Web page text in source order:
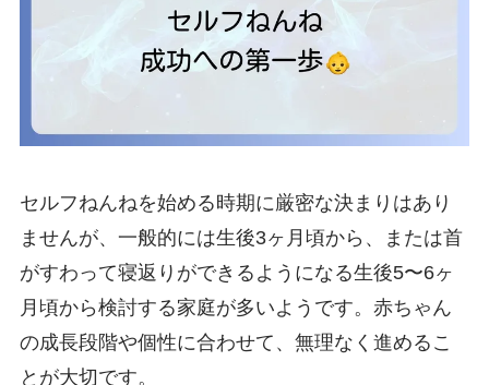
セルフねんねを始める時期に厳密な決まりはあり
ませんが、一般的には生後3ヶ月頃から、または首
がすわって寝返りができるようになる生後5〜6ヶ
月頃から検討する家庭が多いようです。赤ちゃん
の成長段階や個性に合わせて、無理なく進めるこ
とが大切です。